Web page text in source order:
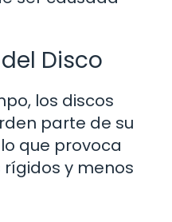
Disco
los discos
parte de su
que provoca
y menos